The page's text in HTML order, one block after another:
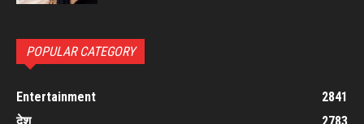
POPULAR CATEGORY
Entertainment
2841